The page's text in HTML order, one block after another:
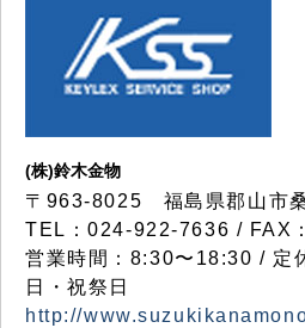
(株)鈴木金物
〒963-8025 福島県郡山市
TEL：024-922-7636 / FAX
営業時間：8:30〜18:30 / 定
日・祝祭日
http://